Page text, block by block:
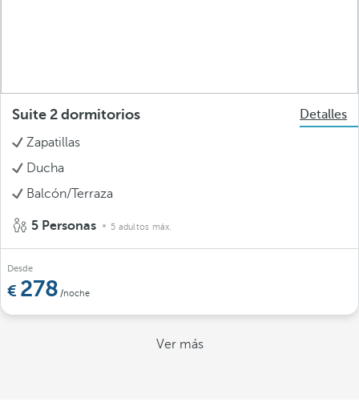
Suite 2 dormitorios
Detalles
Zapatillas
Ducha
Balcón/Terraza
5 Personas 5 adultos máx.
Desde
278 /noche
Ver más